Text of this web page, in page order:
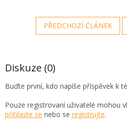
PŘEDCHOZÍ ČLÁNEK
Diskuze (0)
Buďte první, kdo napíše příspěvek k
Pouze registrovaní uživatelé mohou
přihlaste se nebo se registrujte.